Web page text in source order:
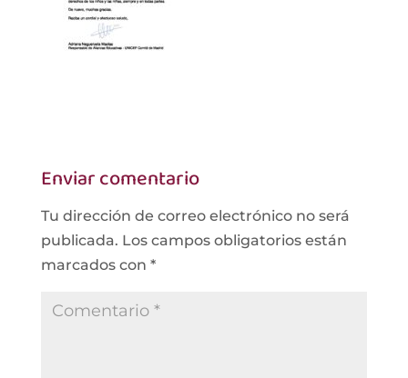
Enviar comentario
Tu dirección de correo electrónico no será
publicada. Los campos obligatorios están
marcados con *